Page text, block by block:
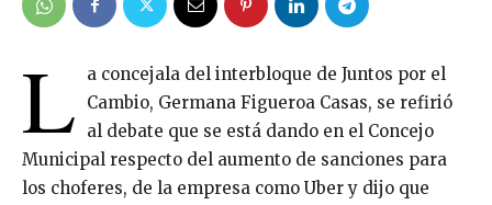
L
a concejala del interbloque de Juntos por el
Cambio, Germana Figueroa Casas, se refirió
al debate que se está dando en el Concejo
Municipal respecto del aumento de sanciones para
los choferes, de la empresa como Uber y dijo que